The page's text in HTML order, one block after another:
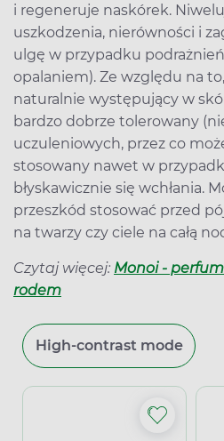
i regeneruje naskórek.
uszkodzenia, nierówności i
ulgę w przypadku
opalaniem). Ze względu na
naturalnie występujący w
bardzo dobrze tolerowany
uczuleniowych, przez co
stosowany nawet w
błyskawicznie się wchłania.
przeszkód stosować przed
na twarzy czy ciele na całą
Czytaj więcej: Monoi -
rodem
High-contrast mode